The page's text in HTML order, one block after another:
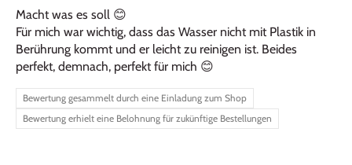
Macht was es soll 😊
Für mich war wichtig, dass das Wasser nicht mit Plastik in
Berührung kommt und er leicht zu reinigen ist. Beides
perfekt, demnach, perfekt für mich 😊
Bewertung gesammelt durch eine Einladung zum Shop
Bewertung erhielt eine Belohnung für zukünftige Bestellungen